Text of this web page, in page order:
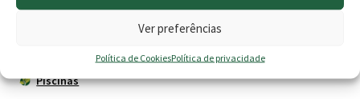
Ver preferências
Política de CookiesPolítica de privacidade
Piscinas